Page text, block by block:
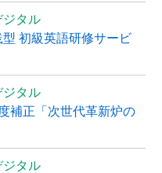
ジタル
初級英語研修サービ
ジタル
補正「次世代革新炉の
ジタル